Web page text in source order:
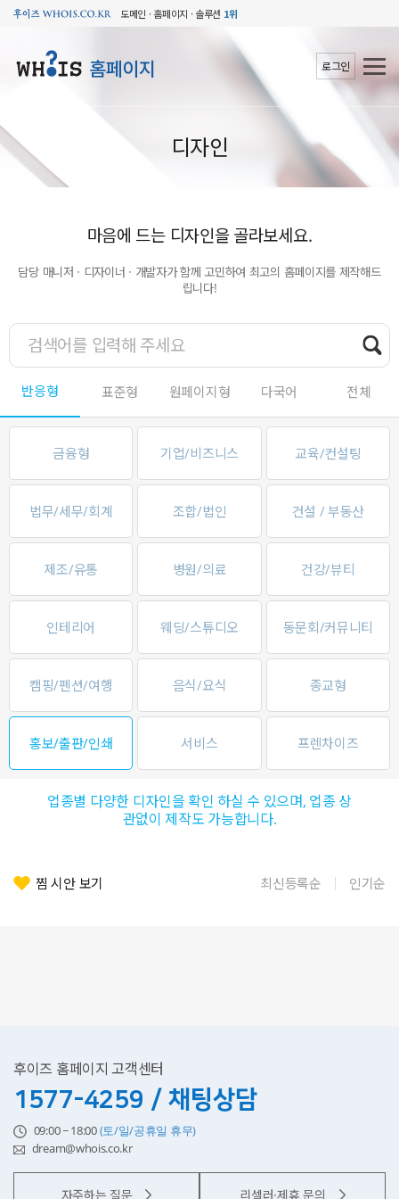
도메인 · 홈페이지 · 솔루션 1위
홈페이지 로그인
디자인
마음에 드는 디자인을 골라보세요.
담당 매니저 · 디자이너 · 개발자가 함께 고민하여 최고의 홈페이지를 제작해드
립니다!
반응형 표준형 원페이지형 다국어 전체
금융형 기업/비즈니스 교육/컨설팅
법무/세무/회계 조합/법인 건설 / 부동산
제조/유통 병원/의료 건강/뷰티
인테리어 웨딩/스튜디오 동문회/커뮤니티
캠핑/펜션/여행 음식/요식 종교형
홍보/출판/인쇄 서비스 프렌차이즈
업종별 다양한 디자인을 확인 하실 수 있으며, 업종 상
관없이 제작도 가능합니다.
찜 시안 보기 최신등록순 인기순
후이즈 홈페이지 고객센터
1577-4259 / 채팅상담
09:00 ~ 18:00(토/일/공휴일 휴무)
dream@whois.co.kr
자주하는 질문 리셀러·제휴 문의